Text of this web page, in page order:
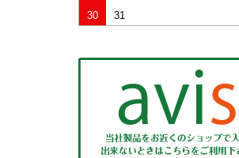
30
31